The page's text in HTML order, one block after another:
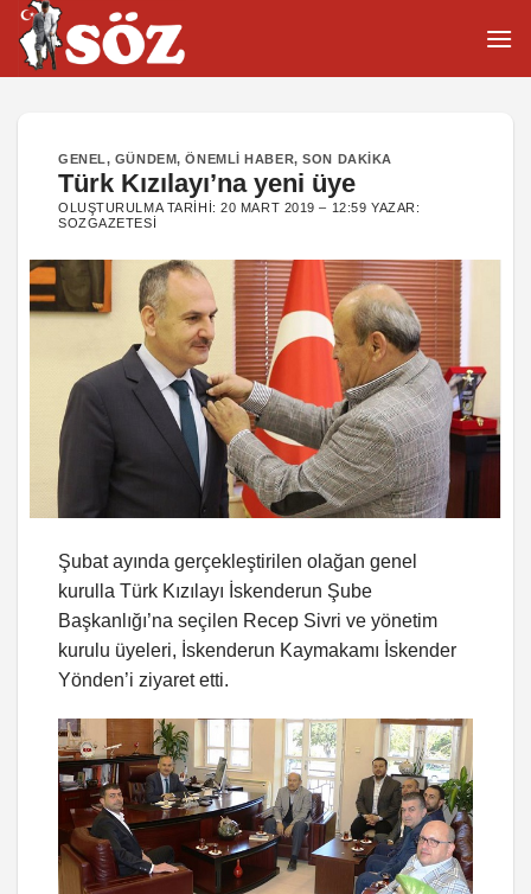
İçeriğe
atla
GENEL, GÜNDEM,ÖNEMLI HABER,SON DAKIKA
Türk Kızılayı’na yeni üye
OLUŞTURULMA TARIHI:20 MART 2019 – 12:59 YAZAR:
SOZGAZETESI
Şubat ayında gerçekleştirilen olağan genel
kurulla Türk Kızılayı İskenderun Şube
Başkanlığı’na seçilen Recep Sivri ve yönetim
kurulu üyeleri, İskenderun Kaymakamı İskender
Yönden’i ziyaret etti.